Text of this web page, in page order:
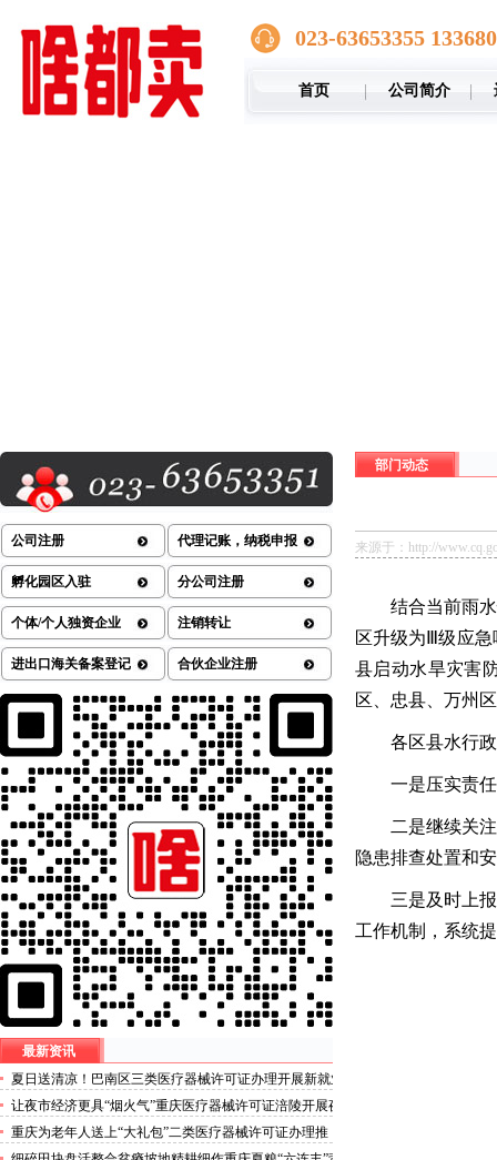
023-63653355
首页 公司简介
公司注册 代理记账，纳税申报
孵化园区入驻 分公司注册
个体/个人独资企业 注销转让
进出口海关备案登记 合伙企业注册
最新资讯
夏日送清凉！巴南区三类医疗器械许可证办理开展新就业
群体慰问活动
让夜市经济更具“烟火气”重庆医疗器械许可证涪陵开展夜
市食品安全专项整治
重庆为老年人送上“大礼包”二类医疗器械许可证办理推
出“乐享银龄”文艺、文创、阅读、健身、康养、科普六大
部门动态
来源于：http://
结合当前雨
区升级为Ⅲ级应
县启动水旱灾害
区、忠县、万州
各区县水行
一是压实责
二是继续关
隐患排查处置和
三是及时上
工作机制，系统